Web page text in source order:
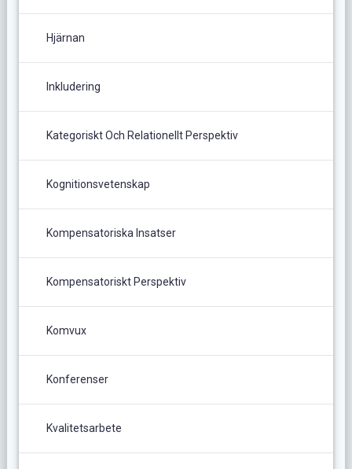
Hjärnan
Inkludering
Kategoriskt Och Relationellt Perspektiv
Kognitionsvetenskap
Kompensatoriska Insatser
Kompensatoriskt Perspektiv
Komvux
Konferenser
Kvalitetsarbete